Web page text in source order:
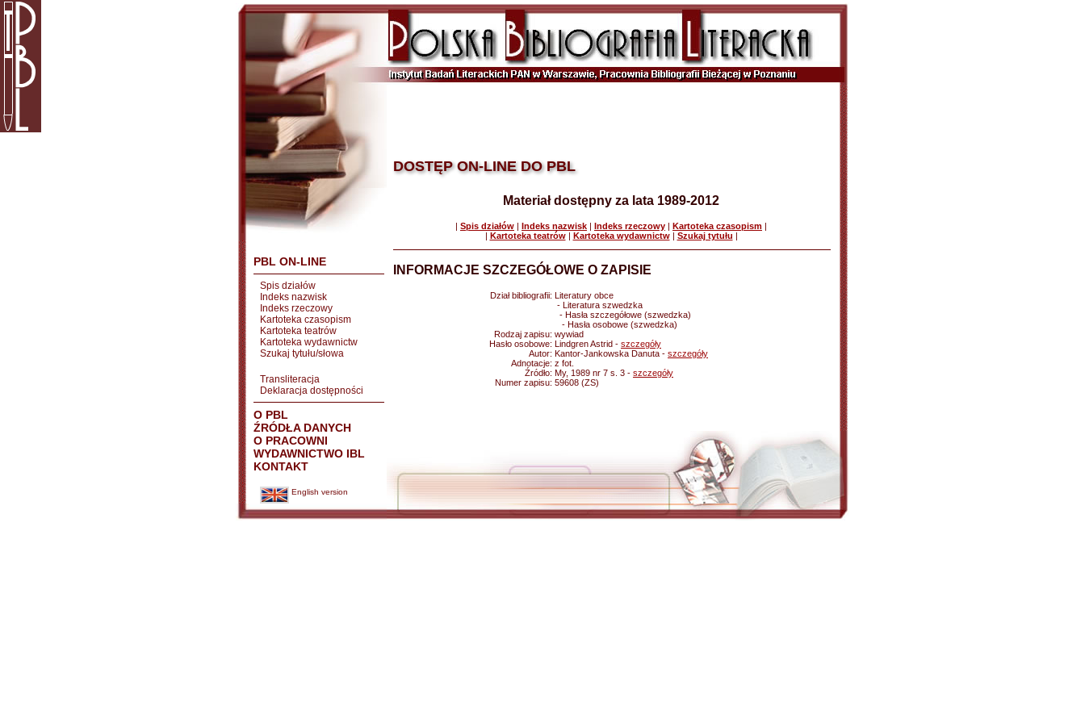
PBL ON-LINE
Spis działów
Indeks nazwisk
Indeks rzeczowy
Kartoteka czasopism
Kartoteka teatrów
Kartoteka wydawnictw
Szukaj tytułu/słowa
Transliteracja
Deklaracja dostępności
O PBL
ŹRÓDŁA DANYCH
O PRACOWNI
WYDAWNICTWO IBL
KONTAKT
English version
DOSTĘP ON-LINE DO PBL
Materiał dostępny za lata 1989-2012
| Spis działów | Indeks nazwisk | Indeks rzeczowy | Kartoteka czasopism |
| Kartoteka teatrów| Kartoteka wydawnictw| Szukaj tytułu |
INFORMACJE SZCZEGÓŁOWE O ZAPISIE
Dział bibliografii: Literatury obce
- Literatura szwedzka
- Hasła szczegółowe (szwedzka)
- Hasła osobowe (szwedzka)
Rodzaj zapisu: wywiad
Hasło osobowe: Lindgren Astrid - szczegóły
Autor: Kantor-Jankowska Danuta - szczegóły
Adnotacje: z fot.
Źródło: My, 1989 nr 7 s. 3 - szczegóły
Numer zapisu: 59608 (ZS)